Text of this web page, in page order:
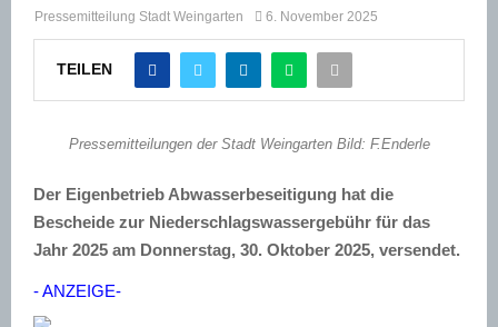
Pressemitteilung Stadt Weingarten 6. November 2025
TEILEN
Pressemitteilungen der Stadt Weingarten Bild: F.Enderle
Der Eigenbetrieb Abwasserbeseitigung hat die
Bescheide zur Niederschlagswassergebühr für das
Jahr 2025 am Donnerstag, 30. Oktober 2025, versendet.
- ANZEIGE-